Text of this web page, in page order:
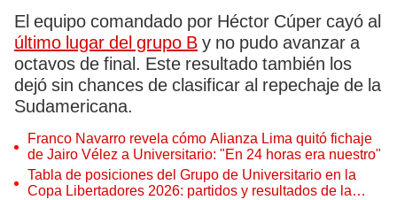
El equipo comandado por Héctor Cúper cayó al
último lugar del grupo B y no pudo avanzar a
octavos de final. Este resultado también los
dejó sin chances de clasificar al repechaje de la
Sudamericana.
Franco Navarro revela cómo Alianza Lima quitó fichaje
de Jairo Vélez a Universitario: "En 24 horas era nuestro"
Tabla de posiciones del Grupo de Universitario en la
Copa Libertadores 2026: partidos y resultados de la